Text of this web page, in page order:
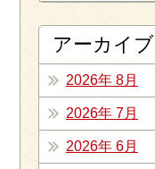
アーカイブ
2026年 8月
2026年 7月
2026年 6月